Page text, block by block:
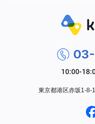
東京都港区赤坂1-8-